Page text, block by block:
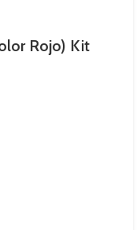
Rojo) Kit